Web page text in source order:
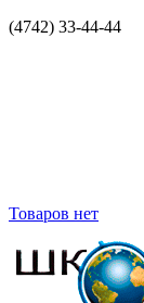
(4742) 33-44-44
Товаров нет